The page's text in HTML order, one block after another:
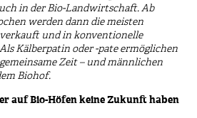
in der Bio-Landwirtschaft. Ab
werden dann die meisten
und in konventionelle
Kälberpatin oder -pate ermöglichen
Zeit – und männlichen
Biohof.
auf Bio-Höfen keine Zukunft haben